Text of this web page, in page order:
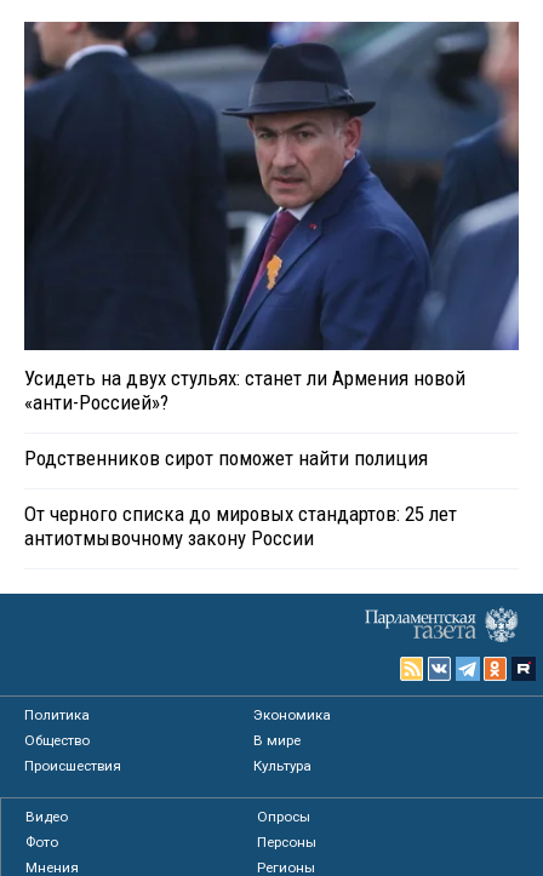
Усидеть на двух стульях: станет ли Армения новой
«анти-Россией»?
Родственников сирот поможет найти полиция
От черного списка до мировых стандартов: 25 лет
антиотмывочному закону России
Политика
Экономика
Общество
В мире
Происшествия
Культура
Видео
Опросы
Фото
Персоны
Мнения
Регионы